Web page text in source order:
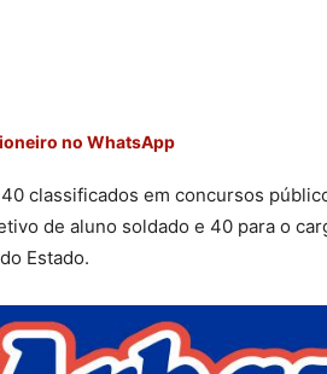
no WhatsApp
classificados em concursos
de aluno soldado e 40 para o
Estado.